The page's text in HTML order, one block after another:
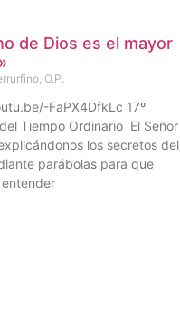
de Dios es el mayor
O.P.
FaPX4DfkLc 17º
Tiempo Ordinario El Señor
los secretos del
parábolas para que